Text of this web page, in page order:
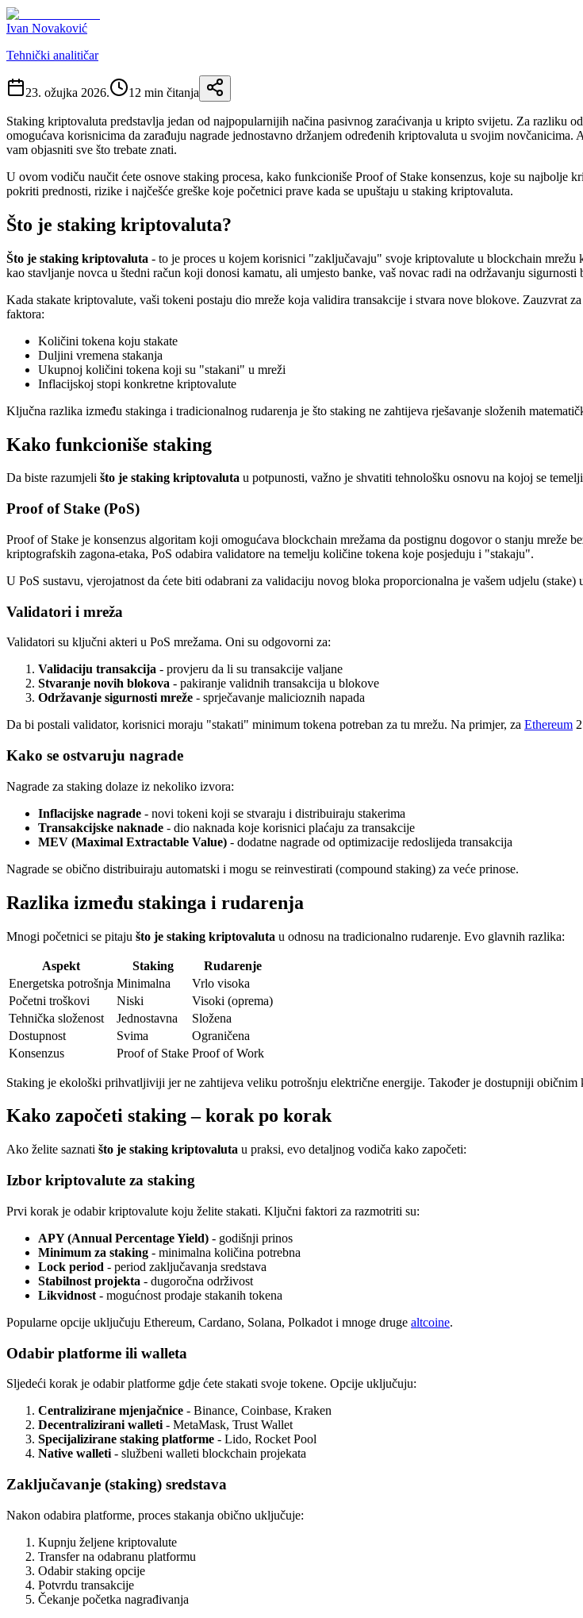
Ivan Novaković
Tehnički analitičar
23. ožujka 2026. 12 min čitanja
Staking kriptovaluta predstavlja jedan od najpopularnijih načina pasivnog zaraćivanja u kripto svijetu. Za razliku
omogućava korisnicima da zarađuju nagrade jednostavno držanjem određenih kriptovaluta u svojim novčanicima.
vam objasniti sve što trebate znati.
U ovom vodiču naučit ćete osnove staking procesa, kako funkcioniše Proof of Stake konsenzus, koje su najbolje
pokriti prednosti, rizike i najčešće greške koje početnici prave kada se upuštaju u staking kriptovaluta.
Što je staking kriptovaluta?
Što je staking kriptovaluta - to je proces u kojem korisnici "zaključavaju" svoje kriptovalute u blockchain mrežu
kao stavljanje novca u štedni račun koji donosi kamatu, ali umjesto banke, vaš novac radi na održavanju sigurnosti
Kada stakate kriptovalute, vaši tokeni postaju dio mreže koja validira transakcije i stvara nove blokove. Zauzvrat
faktora:
Količini tokena koju stakate
Duljini vremena stakanja
Ukupnoj količini tokena koji su "stakani" u mreži
Inflacijskoj stopi konkretne kriptovalute
Ključna razlika između stakinga i tradicionalnog rudarenja je što staking ne zahtijeva rješavanje složenih
Kako funkcioniše staking
Da biste razumjeli što je staking kriptovaluta u potpunosti, važno je shvatiti tehnološku osnovu na kojoj se
Proof of Stake (PoS)
Proof of Stake je konsenzus algoritam koji omogućava blockchain mrežama da postignu dogovor o stanju mreže
kriptografskih zagona-etaka, PoS odabira validatore na temelju količine tokena koje posjeduju i "stakaju".
U PoS sustavu, vjerojatnost da ćete biti odabrani za validaciju novog bloka proporcionalna je vašem udjelu (stake)
Validatori i mreža
Validatori su ključni akteri u PoS mrežama. Oni su odgovorni za:
Validaciju transakcija - provjeru da li su transakcije valjane
Stvaranje novih blokova - pakiranje validnih transakcija u blokove
Održavanje sigurnosti mreže - sprječavanje malicioznih napada
Da bi postali validator, korisnici moraju "stakati" minimum tokena potreban za tu mrežu. Na primjer, za Ethereum
Kako se ostvaruju nagrade
Nagrade za staking dolaze iz nekoliko izvora:
Inflacijske nagrade - novi tokeni koji se stvaraju i distribuiraju stakerima
Transakcijske naknade - dio naknada koje korisnici plaćaju za transakcije
MEV (Maximal Extractable Value) - dodatne nagrade od optimizacije redoslijeda transakcija
Nagrade se obično distribuiraju automatski i mogu se reinvestirati (compound staking) za veće prinose.
Razlika između stakinga i rudarenja
Mnogi početnici se pitaju što je staking kriptovaluta u odnosu na tradicionalno rudarenje. Evo glavnih razlika:
Aspekt Staking
Rudarenje
Energetska potrošnja Minimalna
Vrlo visoka
Početni troškovi
Niski
Visoki (oprema)
Tehnička složenost
Jednostavna
Složena
Dostupnost
Svima
Ograničena
Konsenzus
Proof of Stake Proof of Work
Staking je ekološki prihvatljiviji jer ne zahtijeva veliku potrošnju električne energije. Također je dostupniji običnim
Kako započeti staking – korak po korak
Ako želite saznati što je staking kriptovaluta u praksi, evo detaljnog vodiča kako započeti:
Izbor kriptovalute za staking
Prvi korak je odabir kriptovalute koju želite stakati. Ključni faktori za razmotriti su:
APY (Annual Percentage Yield) - godišnji prinos
Minimum za staking - minimalna količina potrebna
Lock period - period zaključavanja sredstava
Stabilnost projekta - dugoročna održivost
Likvidnost - mogućnost prodaje stakanih tokena
Popularne opcije uključuju Ethereum, Cardano, Solana, Polkadot i mnoge druge altcoine.
Odabir platforme ili walleta
Sljedeći korak je odabir platforme gdje ćete stakati svoje tokene. Opcije uključuju:
Centralizirane mjenjačnice - Binance, Coinbase, Kraken
Decentralizirani walleti - MetaMask, Trust Wallet
Specijalizirane staking platforme - Lido, Rocket Pool
Native walleti - službeni walleti blockchain projekata
Zaključavanje (staking) sredstava
Nakon odabira platforme, proces stakanja obično uključuje:
Kupnju željene kriptovalute
Transfer na odabranu platformu
Odabir staking opcije
Potvrdu transakcije
Čekanje početka nagrađivanja